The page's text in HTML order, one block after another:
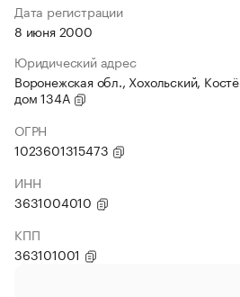
Дата регистрации
8 июня 2000
Юридический адрес
Воронежская обл., Хохольский,
дом 134А
ОГРН
1023601315473
ИНН
3631004010
КПП
363101001